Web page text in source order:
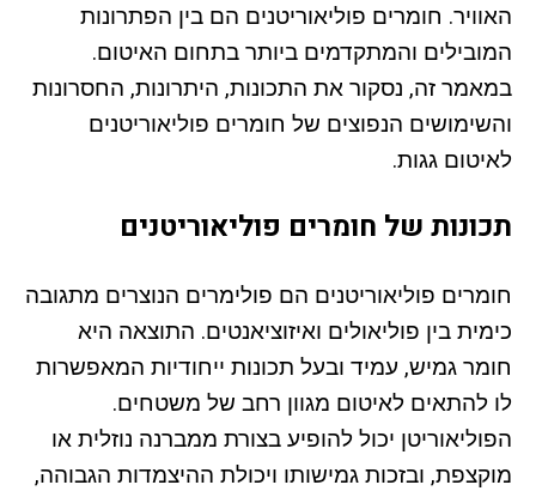
האוויר. חומרים פוליאוריטנים הם בין הפתרונות
המובילים והמתקדמים ביותר בתחום האיטום.
במאמר זה, נסקור את התכונות, היתרונות, החסרונות
והשימושים הנפוצים של חומרים פוליאוריטנים
לאיטום גגות.
תכונות של חומרים פוליאוריטנים
חומרים פוליאוריטנים הם פולימרים הנוצרים מתגובה
כימית בין פוליאולים ואיזוציאנטים. התוצאה היא
חומר גמיש, עמיד ובעל תכונות ייחודיות המאפשרות
לו להתאים לאיטום מגוון רחב של משטחים.
הפוליאוריטן יכול להופיע בצורת ממברנה נוזלית או
מוקצפת, ובזכות גמישותו ויכולת ההיצמדות הגבוהה,